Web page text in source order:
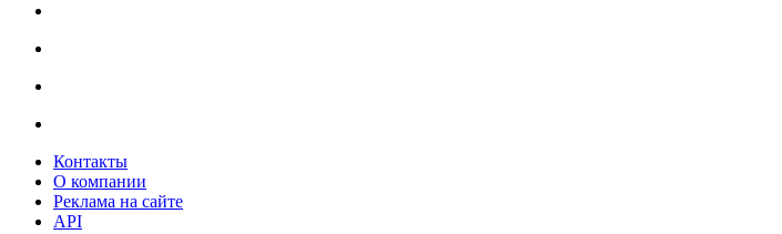
Контакты
О компании
Реклама на сайте
API